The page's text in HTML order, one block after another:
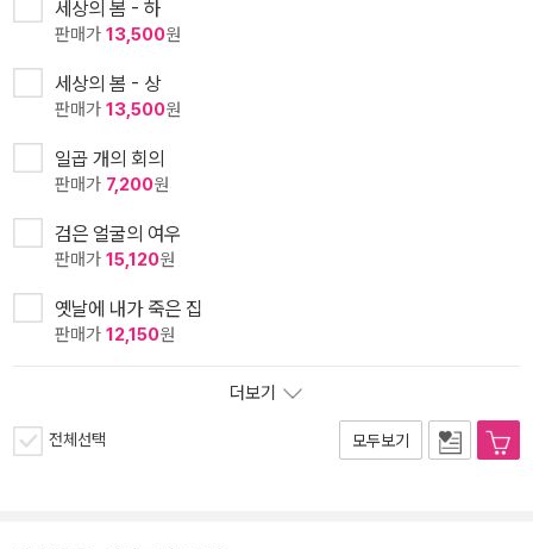
세상의 봄 - 하
판매가 13,500원
세상의 봄 - 상
판매가 13,500원
일곱 개의 회의
판매가 7,200원
검은 얼굴의 여우
판매가 15,120원
옛날에 내가 죽은 집
판매가 12,150원
더보기
전체선택 모두보기